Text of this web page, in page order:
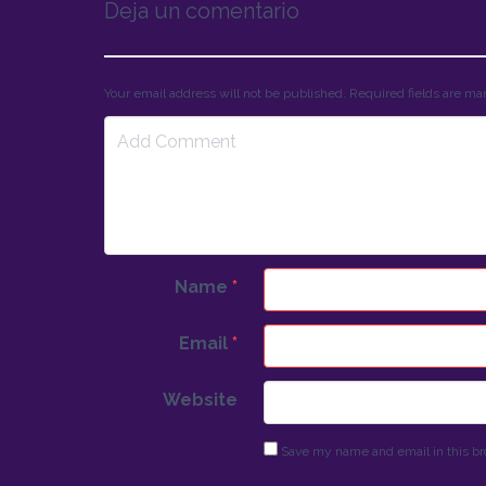
Deja un comentario
Your email address will not be published. Required fields are
Name *
Email *
Website
Save my name and email in this